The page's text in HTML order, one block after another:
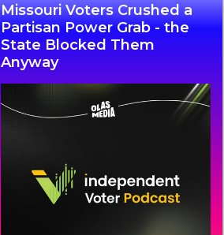
Missouri Voters Crushed a
Partisan Power Grab - the
State Blocked Them
Anyway